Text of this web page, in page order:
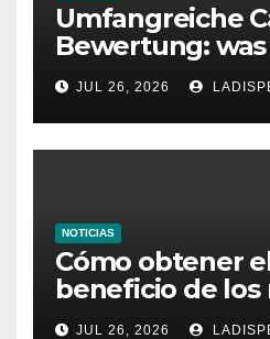
Umfangreiche
Bewertung:
dieses Casino
JUL 26, 2026
NOTICIAS
Cómo obtener
beneficio de los
bonus codes de
JUL 26, 2026